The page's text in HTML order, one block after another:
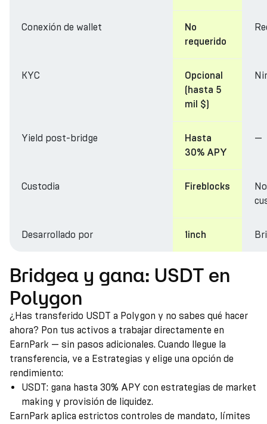
Conexión de wallet
No
requerido
KYC
Opcional
(hasta 5
mil $)
Yield post-bridge
Hasta
30% APY
—
Custodia Fireblocks
Desarrollado por 1inch
Bridgea y gana: USDT en
Polygon
¿Has transferido USDT a Polygon y no sabes qué hacer
ahora? Pon tus activos a trabajar directamente en
EarnPark — sin pasos adicionales. Cuando llegue la
transferencia, ve a Estrategias y elige una opción de
rendimiento:
USDT: gana hasta 30% APY con estrategias de market
making y provisión de liquidez.
EarnPark aplica estrictos controles de mandato, límites